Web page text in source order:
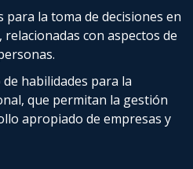
la toma de decisiones en
con aspectos de
habilidades para la
que permitan la gestión
apropiado de empresas y